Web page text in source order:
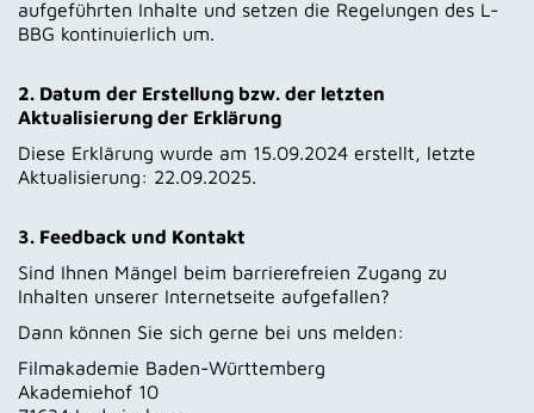
aufgeführten Inhalte und setzen die Regelungen des L-
BBG kontinuierlich um.
2. Datum der Erstellung bzw. der letzten
Aktualisierung der Erklärung
Diese Erklärung wurde am 15.09.2024 erstellt, letzte
Aktualisierung: 22.09.2025.
3. Feedback und Kontakt
Sind Ihnen Mängel beim barrierefreien Zugang zu
Inhalten unserer Internetseite aufgefallen?
Dann können Sie sich gerne bei uns melden:
Filmakademie Baden-Württemberg
Akademiehof 10